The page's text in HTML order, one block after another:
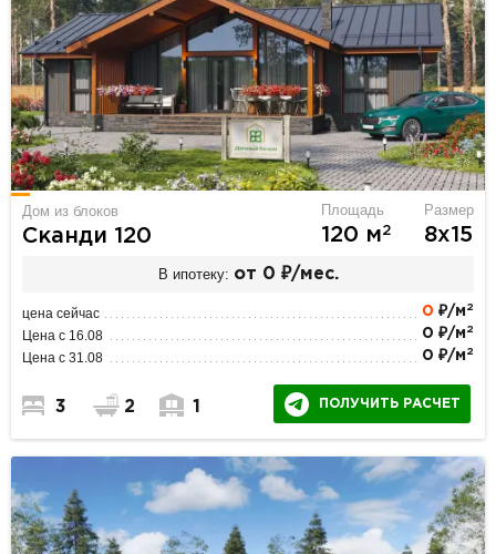
Дом из блоков
Сканди 120
Площадь
120 м2
Размер
8х15
В ипотеку: от 0 ₽/мес.
цена сейчас 0 ₽/м 2
Цена с 16.08 0 ₽/м 2
Цена с 31.08 0 ₽/м 2
3 2 1 ПОЛУЧИТЬ РАСЧЕТ